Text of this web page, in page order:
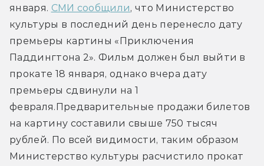
января. СМИ сообщили, что Министерство
культуры в последний день перенесло дату
премьеры картины «Приключения
Паддингтона 2». Фильм должен был выйти в
прокате 18 января, однако вчера дату
премьеры сдвинули на 1
февраля.Предварительные продажи билетов
на картину составили свыше 750 тысяч
рублей. По всей видимости, таким образом
Министерство культуры расчистило прокат